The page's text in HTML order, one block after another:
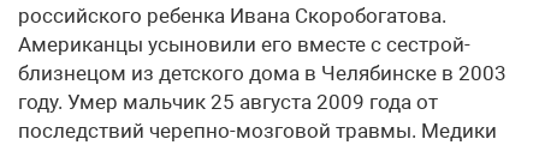
российского ребенка Ивана Скоробогатова.
Американцы усыновили его вместе с сестрой-
близнецом из детского дома в Челябинске в 2003
году. Умер мальчик 25 августа 2009 года от
последствий черепно-мозговой травмы. Медики